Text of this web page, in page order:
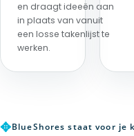
en draagt ideeën aan
in plaats van vanuit
een losse takenlijst te
werken.
✥BlueShores staat voor je